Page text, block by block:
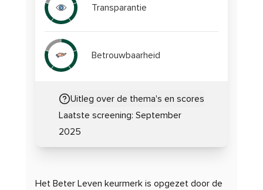
Transparantie
Betrouwbaarheid
Uitleg over de thema's en scores
Laatste screening: September
2025
Het Beter Leven keurmerk is opgezet door de